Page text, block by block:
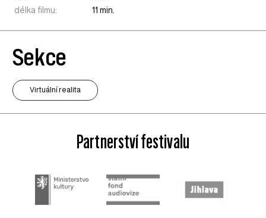
délka filmu:
11 min.
Sekce
Virtuální realita
Partnerství festivalu